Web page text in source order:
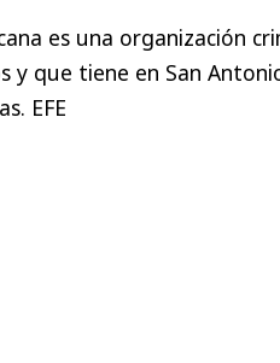
es una organización
y que tiene en San
EFE